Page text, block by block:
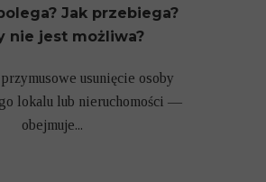
Jak przebiega?
nie jest możliwa?
usunięcie osoby
lokalu lub nieruchomości —
obejmuje...